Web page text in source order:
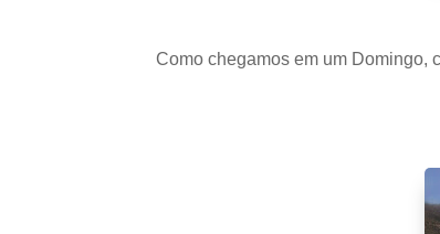
Como chegamos em um Domingo,